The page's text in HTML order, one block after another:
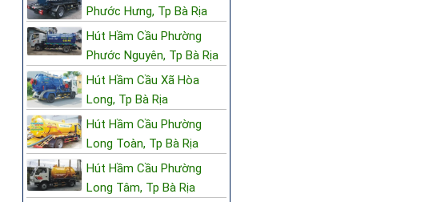
Phước Hưng, Tp Bà Rịa
Hút Hầm Cầu Phường
Phước Nguyên, Tp Bà Rịa
Hút Hầm Cầu Xã Hòa
Long, Tp Bà Rịa
Hút Hầm Cầu Phường
Long Toàn, Tp Bà Rịa
Hút Hầm Cầu Phường
Long Tâm, Tp Bà Rịa